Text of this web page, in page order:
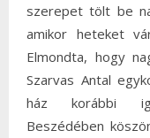
szerepet tölt be
amikor heteket
Elmondta, hogy
Szarvas Antal
ház korábbi
Beszédében